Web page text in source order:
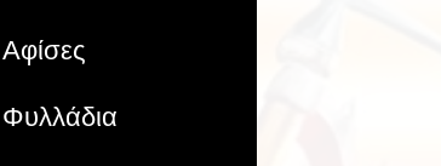
Αφίσες
Φυλλάδια